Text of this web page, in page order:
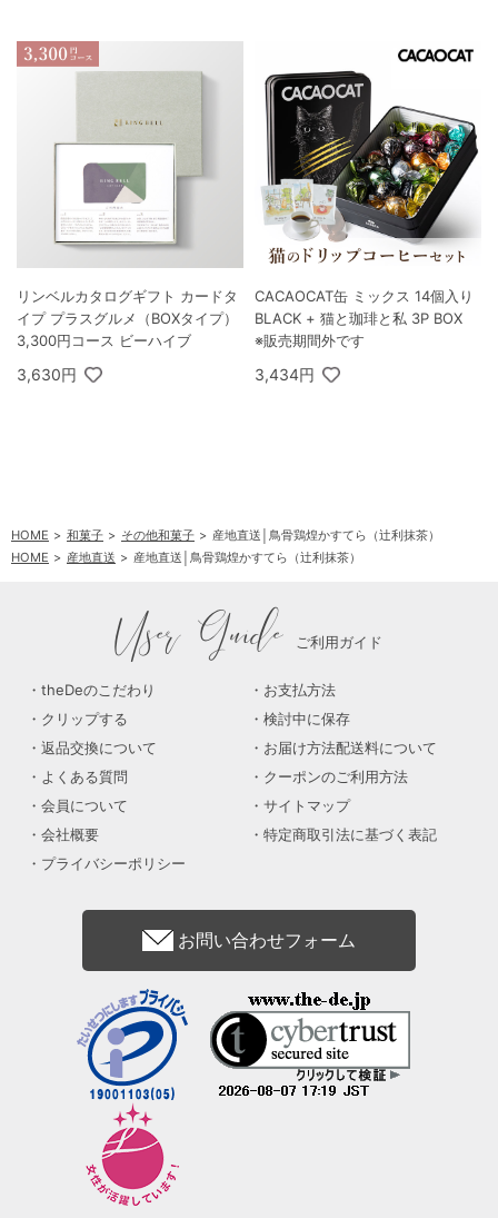
リンベルカタログギフト カードタ
イプ プラスグルメ（BOXタイプ）
3,300円コース ビーハイブ
3,630円
CACAOCAT缶 ミックス 14個入り
BLACK + 猫と珈琲と私 3P BOX
※販売期間外です
3,434円
HOME 和菓子 その他和菓子
産地直送│鳥骨鶏煌かすてら（辻利抹茶）
HOME
産地直送 産地直送│鳥骨鶏煌かすてら（辻利抹茶）
User Guide ご利用ガイド
theDeのこだわり
お支払方法
クリップする
検討中に保存
返品交換について
お届け方法配送料について
よくある質問
クーポンのご利用方法
会員について
サイトマップ
会社概要
特定商取引法に基づく表記
プライバシーポリシー
お問い合わせフォーム